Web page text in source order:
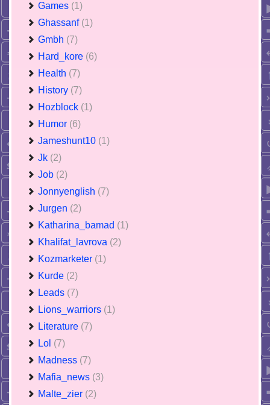
Games (1)
Ghassanf (1)
Gmbh (7)
Hard_kore (6)
Health (7)
History (7)
Hozblock (1)
Humor (6)
Jameshunt10 (1)
Jk (2)
Job (2)
Jonnyenglish (7)
Jurgen (2)
Katharina_bamad (1)
Khalifat_lavrova (2)
Kozmarketer (1)
Kurde (2)
Leads (7)
Lions_warriors (1)
Literature (7)
Lol (7)
Madness (7)
Mafia_news (3)
Malte_zier (2)